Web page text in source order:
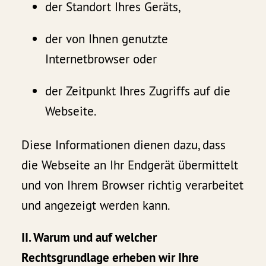
der Standort Ihres Geräts,
der von Ihnen genutzte
Internetbrowser oder
der Zeitpunkt Ihres Zugriffs auf die
Webseite.
Diese Informationen dienen dazu, dass
die Webseite an Ihr Endgerät übermittelt
und von Ihrem Browser richtig verarbeitet
und angezeigt werden kann.
II. Warum und auf welcher
Rechtsgrundlage erheben wir Ihre